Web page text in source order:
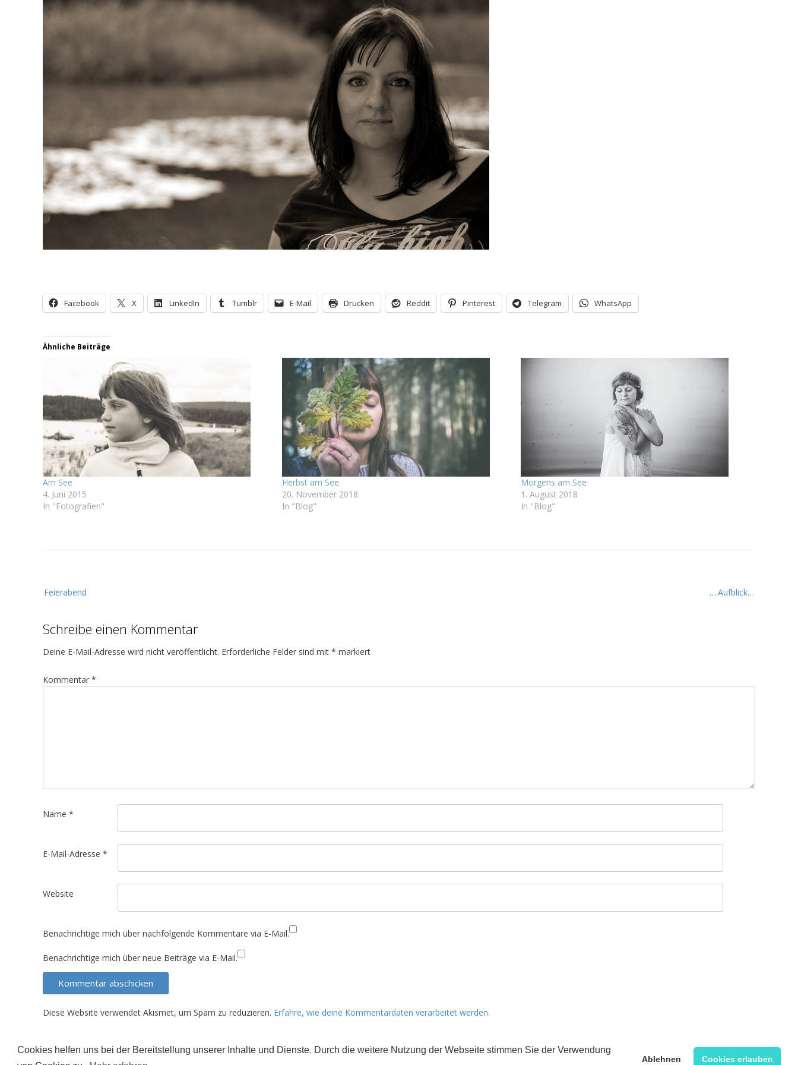
Cookies helfen uns bei der Bereitstellung unserer Inhalte und Dienste. Durch die weitere Nutzung der Webseite stimmen Sie der Verwendung
Ablehnen Cookies erlauben
Facebook X LinkedIn Tumblr E-Mail Drucken Reddit Pinterest Telegram WhatsApp
Ähnliche Beiträge
Am See
4. Juni 2015
In "Fotografien"
Herbst am See
20. November 2018
In "Blog"
Morgens am See
1. August 2018
In "Blog"
e
t
r
g
g
t
o
….Aufblick…
Feierabend
Schreibe einen Kommentar
Deine E-Mail-Adresse wird nicht veröffentlicht. Erforderliche Felder sind mit * markiert
Kommentar *
Name *
E-Mail-Adresse *
Website
Benachrichtige mich über nachfolgende Kommentare via E-Mail.
Benachrichtige mich über neue Beiträge via E-Mail.
Diese Website verwendet Akismet, um Spam zu reduzieren. Erfahre, wie deine Kommentardaten verarbeitet werden.